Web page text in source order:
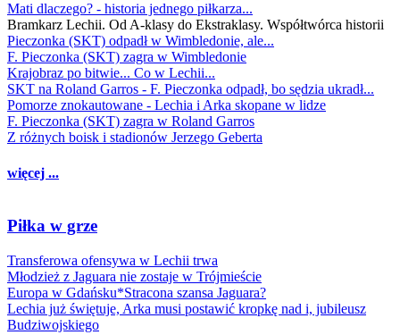
Mati dlaczego? - historia jednego piłkarza...
Bramkarz Lechii. Od A-klasy do Ekstraklasy. Współtwórca historii
Pieczonka (SKT) odpadł w Wimbledonie, ale...
F. Pieczonka (SKT) zagra w Wimbledonie
Krajobraz po bitwie... Co w Lechii...
SKT na Roland Garros - F. Pieczonka odpadł, bo sędzia ukradł...
Pomorze znokautowane - Lechia i Arka skopane w lidze
F. Pieczonka (SKT) zagra w Roland Garros
Z różnych boisk i stadionów Jerzego Geberta
więcej ...
Piłka w grze
Transferowa ofensywa w Lechii trwa
Młodzież z Jaguara nie zostaje w Trójmieście
Europa w Gdańsku*Stracona szansa Jaguara?
Lechia już świętuje, Arka musi postawić kropkę nad i, jubileusz
Budziwojskiego